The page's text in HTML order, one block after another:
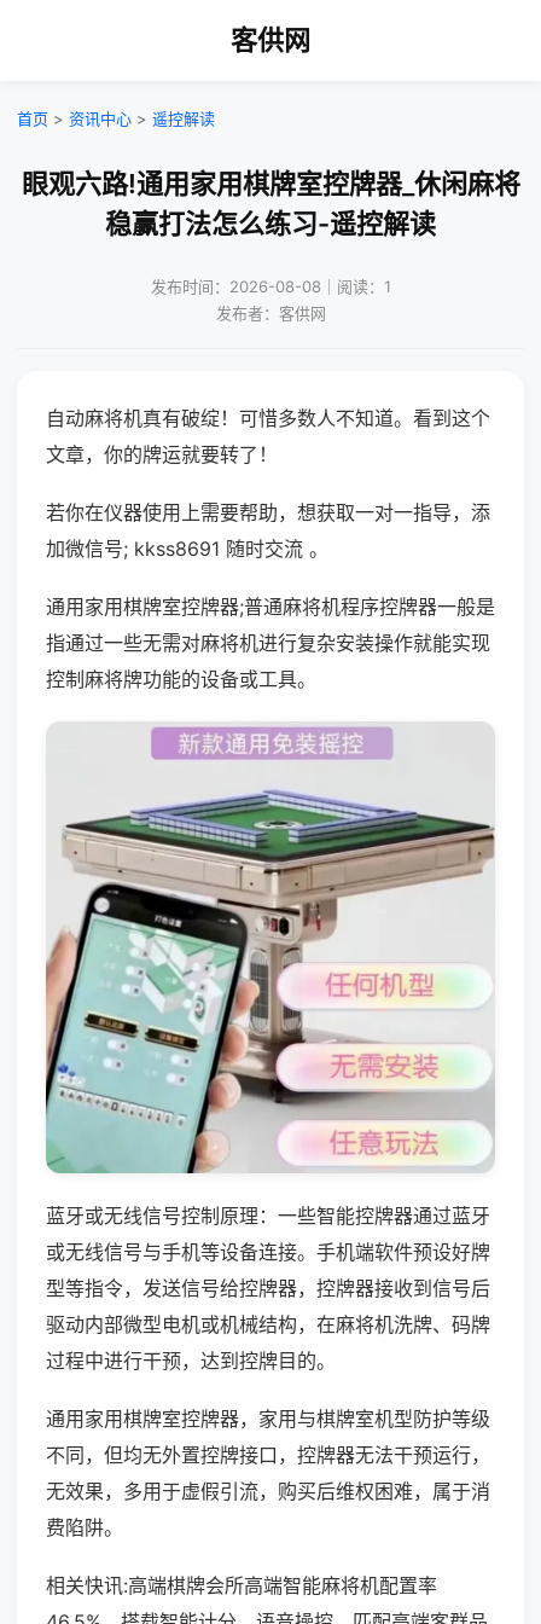
客供网
首页 > 资讯中心 > 遥控解读
眼观六路!通用家用棋牌室控牌器_休闲麻将
稳赢打法怎么练习-遥控解读
发布时间：2026-08-08｜阅读：1
发布者：客供网
自动麻将机真有破绽！可惜多数人不知道。看到这个
文章，你的牌运就要转了！
若你在仪器使用上需要帮助，想获取一对一指导，添
加微信号; kkss8691 随时交流 。
通用家用棋牌室控牌器;普通麻将机程序控牌器一般是
指通过一些无需对麻将机进行复杂安装操作就能实现
控制麻将牌功能的设备或工具。
蓝牙或无线信号控制原理：一些智能控牌器通过蓝牙
或无线信号与手机等设备连接。手机端软件预设好牌
型等指令，发送信号给控牌器，控牌器接收到信号后
驱动内部微型电机或机械结构，在麻将机洗牌、码牌
过程中进行干预，达到控牌目的。
通用家用棋牌室控牌器，家用与棋牌室机型防护等级
不同，但均无外置控牌接口，控牌器无法干预运行，
无效果，多用于虚假引流，购买后维权困难，属于消
费陷阱。
相关快讯:高端棋牌会所高端智能麻将机配置率